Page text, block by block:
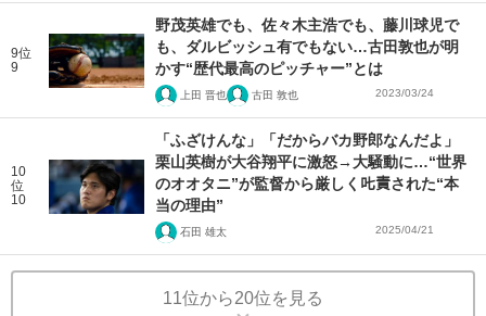
9位
9
野茂英雄でも、佐々木主浩でも、藤川球児で
も、ダルビッシュ有でもない…古田敦也が明
かす“歴代最高のピッチャー”とは
上田 晋也 古田 敦也 2023/03/24
10
位
10
「ふざけんな」「だからバカ野郎なんだよ」
栗山英樹が大谷翔平に激怒→大騒動に…“世界
のオオタニ”が監督から厳しく𠮟責された“本
当の理由”
石田 雄太 2025/04/21
11位から20位を見る